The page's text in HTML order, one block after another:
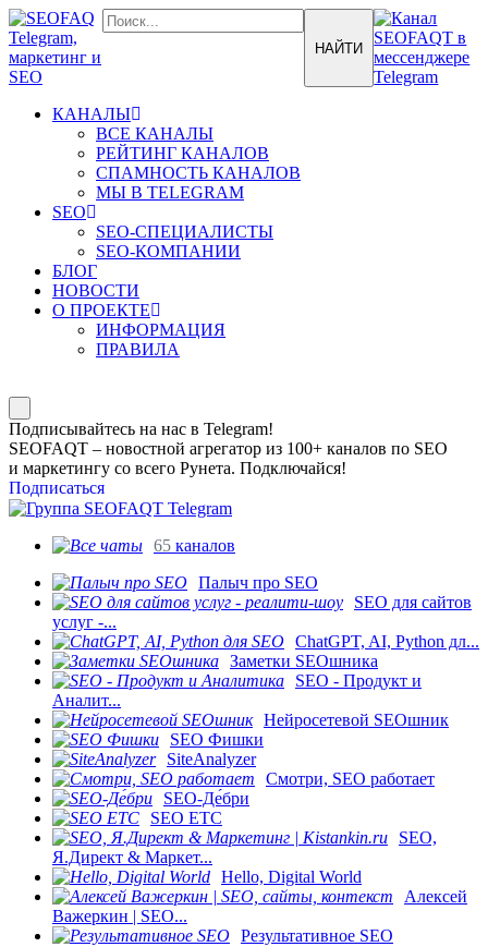
КАНАЛЫ
ВСЕ КАНАЛЫ
РЕЙТИНГ КАНАЛОВ
СПАМНОСТЬ КАНАЛОВ
МЫ В TELEGRAM
SEO
SEO-СПЕЦИАЛИСТЫ
SEO-КОМПАНИИ
БЛОГ
НОВОСТИ
О ПРОЕКТЕ
ИНФОРМАЦИЯ
ПРАВИЛА
Подписывайтесь на нас в Telegram!
SEOFAQT – новостной агрегатор из 100+ каналов по SEO
и маркетингу со всего Рунета. Подключайся!
Подписаться
65 каналов
Палыч про SEO
SEO для сайтов
услуг -...
ChatGPT, AI, Python дл...
Заметки SEOшника
SEO - Продукт и
Аналит...
Нейросетевой SEOшник
SEO Фишки
SiteAnalyzer
Смотри, SEO работает
SEO-Де́бри
SEO ETC
SEO,
Я.Директ & Маркет...
Hello, Digital World
Алексей
Важеркин | SEO...
Результативное SEO